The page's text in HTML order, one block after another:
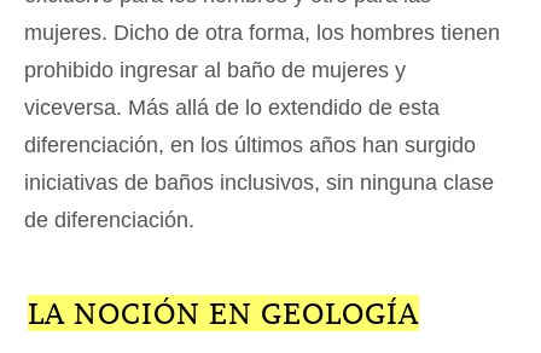
mujeres. Dicho de otra forma, los hombres tienen
prohibido ingresar al baño de mujeres y
viceversa. Más allá de lo extendido de esta
diferenciación, en los últimos años han surgido
iniciativas de baños inclusivos, sin ninguna clase
de diferenciación.
LA NOCIÓN EN GEOLOGÍA